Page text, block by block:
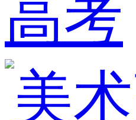
高考